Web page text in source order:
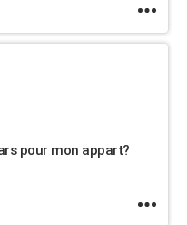
pour mon appart?